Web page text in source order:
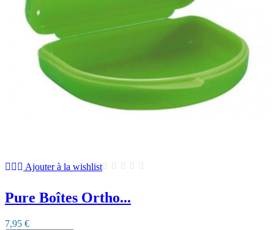
Ajouter à la wishlist
Pure Boîtes Ortho...
7,95 €